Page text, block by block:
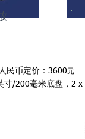
人民币定价：3600元
寸/200毫米底盘，2